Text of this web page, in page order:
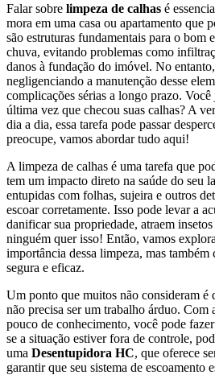
Falar sobre limpeza de calhas é
mora em uma casa ou apartamento que
são estruturas fundamentais para o bom
chuva, evitando problemas como
danos à fundação do imóvel. No
negligenciando a manutenção desse
complicações sérias a longo prazo. Você
última vez que checou suas calhas? A
dia a dia, essa tarefa pode passar
preocupe, vamos abordar tudo aqui!
A limpeza de calhas é uma tarefa que
tem um impacto direto na saúde do seu
entupidas com folhas, sujeira e outros
escoar corretamente. Isso pode levar a
danificar sua propriedade, atraem
ninguém quer isso! Então, vamos
importância dessa limpeza, mas
segura e eficaz.
Um ponto que muitos não consideram é
não precisa ser um trabalho árduo. Com
pouco de conhecimento, você pode
se a situação estiver fora de controle,
uma Desentupidora HC, que oferece
garantir que seu sistema de escoamento